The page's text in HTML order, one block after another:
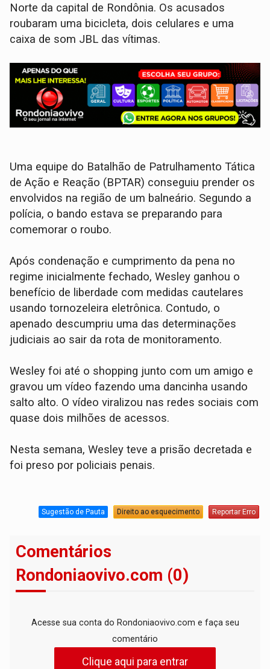
Norte da capital de Rondônia. Os acusados
roubaram uma bicicleta, dois celulares e uma
caixa de som JBL das vítimas.
Uma equipe do Batalhão de Patrulhamento Tática
de Ação e Reação (BPTAR) conseguiu prender os
envolvidos na região de um balneário. Segundo a
polícia, o bando estava se preparando para
comemorar o roubo.
Após condenação e cumprimento da pena no
regime inicialmente fechado, Wesley ganhou o
benefício de liberdade com medidas cautelares
usando tornozeleira eletrônica. Contudo, o
apenado descumpriu uma das determinações
judiciais ao sair da rota de monitoramento.
Wesley foi até o shopping junto com um amigo e
gravou um vídeo fazendo uma dancinha usando
salto alto. O vídeo viralizou nas redes sociais com
quase dois milhões de acessos.
Nesta semana, Wesley teve a prisão decretada e
foi preso por policiais penais.
Sugestão de Pauta Direito ao esquecimento Reportar Erro
Comentários
Rondoniaovivo.com (0)
Acesse sua conta do Rondoniaovivo.com e faça seu
comentário
Clique aqui para entrar